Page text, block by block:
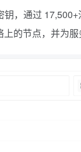
，通过
的节点，并为服